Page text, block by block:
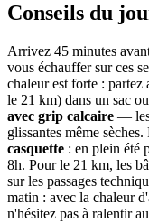
Conseils du
Arrivez 45 minutes
vous échauffer sur ces
chaleur est forte : partez
le 21 km) dans un sac
avec grip calcaire — les
glissantes même
casquette : en plein été
8h. Pour le 21 km, les
sur les passages
matin : avec la chaleur
n'hésitez pas à ralentir